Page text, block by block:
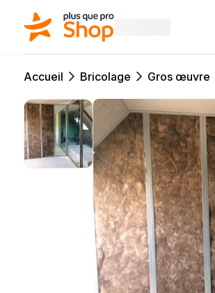
Accueil Bricolage Gros œuvre